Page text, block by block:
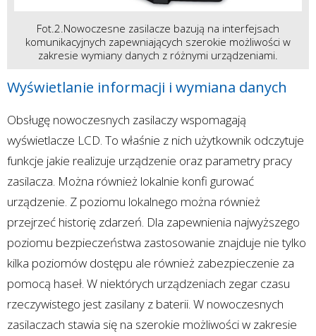
Fot.2.Nowoczesne zasilacze bazują na interfejsach
komunikacyjnych zapewniających szerokie możliwości w
zakresie wymiany danych z różnymi urządzeniami.
Wyświetlanie informacji i wymiana danych
Obsługę nowoczesnych zasilaczy wspomagają
wyświetlacze LCD. To właśnie z nich użytkownik odczytuje
funkcje jakie realizuje urządzenie oraz parametry pracy
zasilacza. Można również lokalnie konfi gurować
urządzenie. Z poziomu lokalnego można również
przejrzeć historię zdarzeń. Dla zapewnienia najwyższego
poziomu bezpieczeństwa zastosowanie znajduje nie tylko
kilka poziomów dostępu ale również zabezpieczenie za
pomocą haseł. W niektórych urządzeniach zegar czasu
rzeczywistego jest zasilany z baterii. W nowoczesnych
zasilaczach stawia się na szerokie możliwości w zakresie